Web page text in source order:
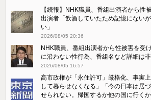
【続報】NHK職員、番組出演者から性
出演者「飲酒していたため記憶にない
い」
2026/08/05 20:36
NHK職員、番組出演者から性被害を
に沿わない性行為、番組名など詳細は
2026/08/05 16:57
高市政権が「永住許可」厳格化、事実
して暮らせなくなる」「今の日本は居
せられない。帰国するか他の国に行く